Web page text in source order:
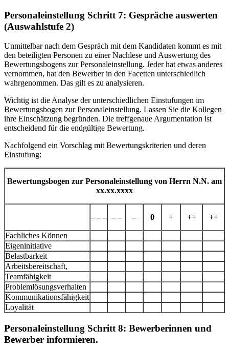
Personaleinstellung Schritt 7: Gespräche auswerten
(Auswahlstufe 2)
Unmittelbar nach dem Gespräch mit dem Kandidaten kommt es mit
den beteiligten Personen zu einer Nachlese und Auswertung des
Bewertungsbogens zur Personaleinstellung. Jeder hat etwas anderes
vernommen, hat den Bewerber in den Facetten unterschiedlich
wahrgenommen. Das gilt es zu analysieren.
Wichtig ist die Analyse der unterschiedlichen Einstufungen im
Bewertungsbogen zur Personaleinstellung. Lassen Sie die Kollegen
ihre Einschätzung begründen. Die treffgenaue Argumentation ist
entscheidend für die endgültige Bewertung.
Nachfolgend ein Vorschlag mit Bewertungskriterien und deren
Einstufung:
Bewertungsbogen zur Personaleinstellung von Herrn N.N. am
xx.xx.xxxx
– – – – – – 0 + ++ ++
Fachliches Können
Eigeninitiative
Belastbarkeit
Arbeitsbereitschaft,
Teamfähigkeit
Problemlösungsverhalten
Kommunikationsfähigkeit
Loyalität
Personaleinstellung Schritt 8: Bewerberinnen und
Bewerber informieren.